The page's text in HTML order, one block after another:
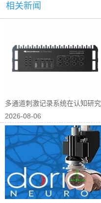
相关新闻
多通道刺激记录系统在认知研究
中的应用
2026-08-06